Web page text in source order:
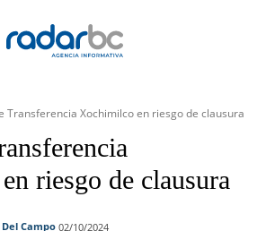
Transferencia Xochimilco en riesgo de clausura
riesgo de clausura
Campo 02/10/2024